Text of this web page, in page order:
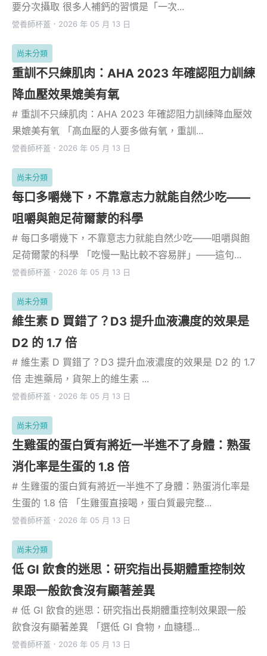
要分次攝取 很多人補鈣的習慣是「一次...
營養師杯蓋 ． 2026 年 05 月 13 日
尚未分類
重訓不只練肌肉：AHA 2023 年確認阻力訓練
降血壓效果媲美有氧
# 重訓不只練肌肉：AHA 2023 年確認阻力訓練降血壓效
果媲美有氧 「高血壓的人要多做有氧，重訓...
營養師杯蓋 ． 2026 年 05 月 13 日
尚未分類
每口多嚼幾下，不靠意志力就能自然少吃——
咀嚼與飽足荷爾蒙的科學
# 每口多嚼幾下，不靠意志力就能自然少吃——咀嚼與飽
足荷爾蒙的科學 「吃慢一點比較不容易胖」——這句...
營養師杯蓋 ． 2026 年 05 月 13 日
尚未分類
維生素 D 買錯了？D3 提升血液濃度的效果是
D2 的 1.7 倍
# 維生素 D 買錯了？D3 提升血液濃度的效果是 D2 的 1.7
倍 走進藥局，貨架上的維生素 ...
營養師杯蓋 ． 2026 年 05 月 13 日
尚未分類
生雞蛋的蛋白質有將近一半進不了身體：熟蛋
消化率是生蛋的 1.8 倍
# 生雞蛋的蛋白質有將近一半進不了身體：熟蛋消化率是
生蛋的 1.8 倍 「生雞蛋直接喝，蛋白質最完整...
營養師杯蓋 ． 2026 年 05 月 13 日
尚未分類
低 GI 飲食的迷思：研究指出長期體重控制效
果跟一般飲食沒有顯著差異
# 低 GI 飲食的迷思：研究指出長期體重控制效果跟一般
飲食沒有顯著差異 「選低 GI 食物，血糖穩...
營養師杯蓋 ． 2026 年 05 月 13 日